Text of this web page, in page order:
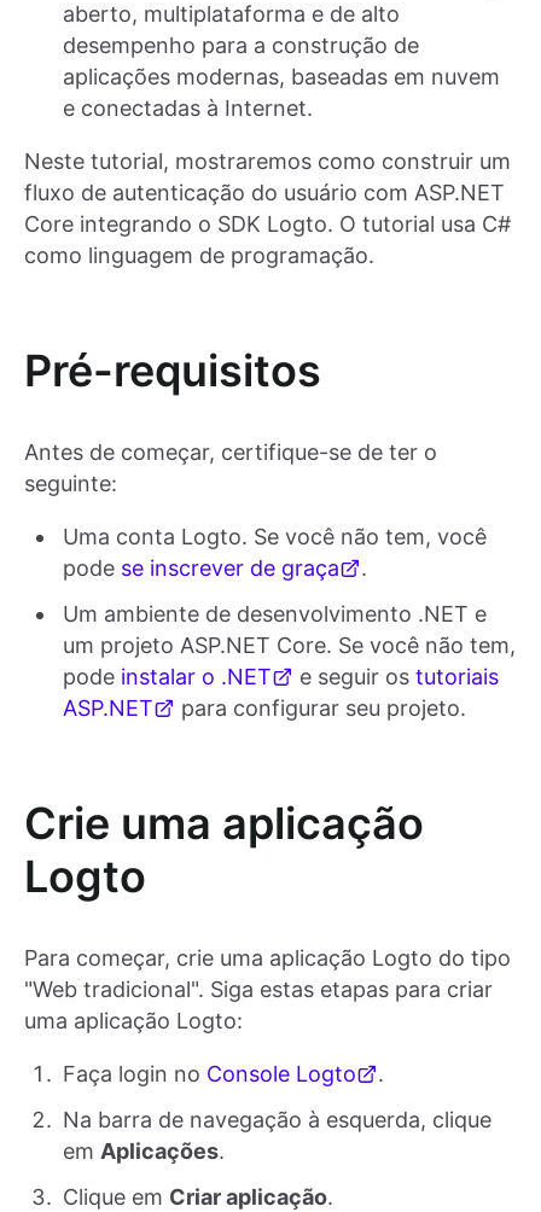
aberto, multiplataforma e de alto
desempenho para a construção de
aplicações modernas, baseadas em nuvem
e conectadas à Internet.
Neste tutorial, mostraremos como construir um
fluxo de autenticação do usuário com ASP.NET
Core integrando o SDK Logto. O tutorial usa C#
como linguagem de programação.
Pré-requisitos
Antes de começar, certifique-se de ter o
seguinte:
Uma conta Logto. Se você não tem, você
pode se inscrever de graça
.
Um ambiente de desenvolvimento .NET e
um projeto ASP.NET Core. Se você não tem,
pode instalar o .NET e seguir os tutoriais
ASP.NET
para configurar seu projeto.
Crie uma aplicação
Logto
Para começar, crie uma aplicação Logto do tipo
"Web tradicional". Siga estas etapas para criar
uma aplicação Logto:
Faça login no Console Logto
.
Na barra de navegação à esquerda, clique
em Aplicações.
Clique em Criar aplicação.